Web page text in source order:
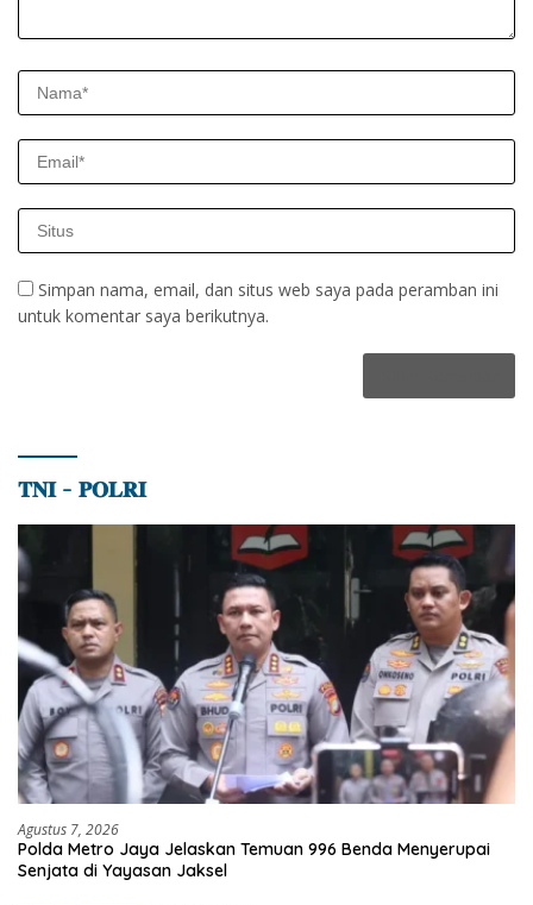
Simpan nama, email, dan situs web saya pada peramban ini
untuk komentar saya berikutnya.
𝐓𝐍𝐈 – 𝐏𝐎𝐋𝐑𝐈
Agustus 7, 2026
Polda Metro Jaya Jelaskan Temuan 996 Benda Menyerupai
Senjata di Yayasan Jaksel